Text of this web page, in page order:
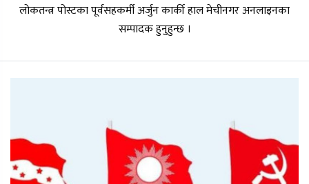
लोकतन्त्र पोस्टका पूर्वसहकर्मी अर्जुन कार्की हाल मेचीनगर अनलाइनका
सम्पादक हुनुहुन्छ ।